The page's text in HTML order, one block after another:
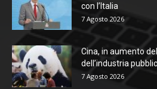
con l’Italia
7 Agosto 2026
Cina, in aumento
dell’industria
7 Agosto 2026